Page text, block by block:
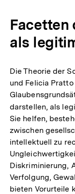
Facetten
als
Die Theorie der
und Felicia
darstellen, als
Sie helfen,
zwischen
intellektuell zu
Diskriminierung,
Verfolgung,
bieten Vorurteile